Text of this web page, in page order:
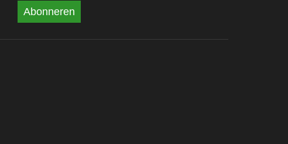
Abonneren